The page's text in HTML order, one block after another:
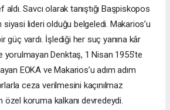
Savcı olarak tanıştığı Başpiskopos
siyasi lideri olduğu belgeledi. Makarios’u
güç vardı. İşlediği her suç yanına kâr
yorulmayan Denktaş, 1 Nisan 1955’te
EOKA ve Makarios’u adım adım
ceza verilmesini kaçınılmaz
özel koruma kalkanı devredeydi.